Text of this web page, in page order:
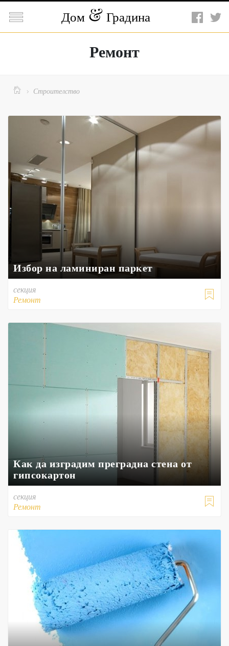
 Дом Градина
Ремонт
  Строителство
Избор на ламиниран паркет

секция
Ремонт
Как да изградим преградна стена от
гипсокартон

секция
Ремонт